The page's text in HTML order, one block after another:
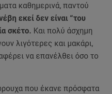
καθημερινά, παντού
εκεί δεν είναι “του
σκέτο. Και πολύ άσχημη
λιγότερες και μακάρι,
να επανέλθει όσο το
που έκανε πρόσφατα